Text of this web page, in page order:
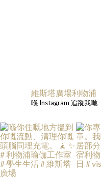
維斯塔廣場利物浦
喺 Instagram 追蹤我哋